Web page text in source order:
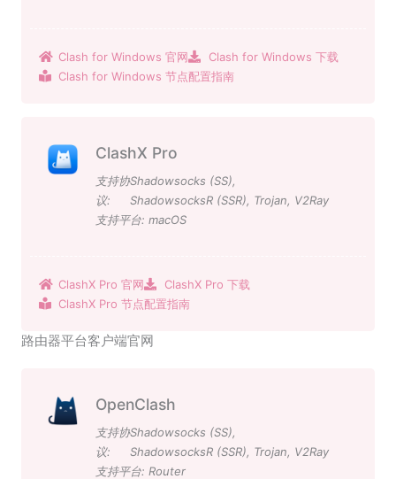
Clash for Windows 官网
Clash for Windows 下载
Clash for Windows 节点配置指南
ClashX Pro
支持协
议:
Shadowsocks (SS),
ShadowsocksR (SSR), Trojan, V2Ray
支持平台: macOS
ClashX Pro 官网
ClashX Pro 下载
ClashX Pro 节点配置指南
路由器平台客户端官网
OpenClash
支持协
议:
Shadowsocks (SS),
ShadowsocksR (SSR), Trojan, V2Ray
支持平台: Router